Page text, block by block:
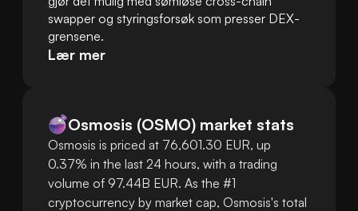
swapper og styringsforsøk som presser DEX-
grensene.
Lær mer
Osmosis (OSMO) market stats
Osmosis is priced at 76,601.30 EUR, up
0.37% in the last 24 hours, with a trading
volume of 97.44B EUR. As the #1
cryptocurrency by market cap, Osmosis's total